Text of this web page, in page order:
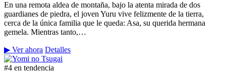
En una remota aldea de montaña, bajo la atenta mirada de dos
guardianes de piedra, el joven Yuru vive felizmente de la tierra,
cerca de la única familia que le queda: Asa, su querida hermana
gemela. Mientras tanto,…
▶ Ver ahora Detalles
#4 en tendencia